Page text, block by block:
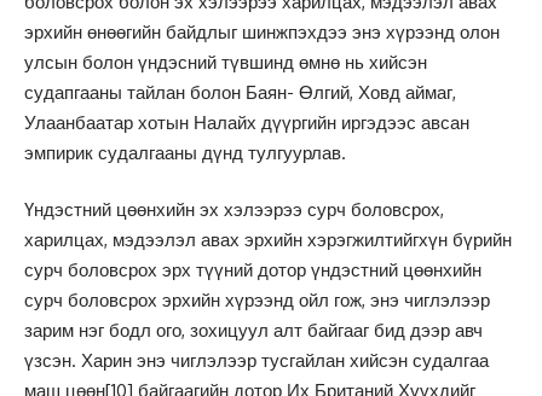
эрхийн өнөөгийн байдлыг шинжпэхдээ энэ хүрээнд олон
улсын болон үндэсний түвшинд өмнө нь хийсэн
судапгааны тайлан болон Баян- Өлгий, Ховд аймаг,
Улаанбаатар хотын Налайх дүүргийн иргэдээс авсан
эмпирик судалгааны дүнд тулгуурлав.
Үндэстний цөөнхийн эх хэлээрээ сурч боловсрох,
харилцах, мэдээлэл авах эрхийн хэрэгжилтийгхүн бүрийн
сурч боловсрох эрх түүний дотор үндэстний цөөнхийн
сурч боловсрох эрхийн хүрээнд ойл гож, энэ чиглэлээр
зарим нэг бодл ого, зохицуул алт байгааг бид дээр авч
үзсэн. Харин энэ чиглэлээр тусгайлан хийсэн судалгаа
маш цөөн[10] байгаагийн дотор Их Британий Хүүхдийг